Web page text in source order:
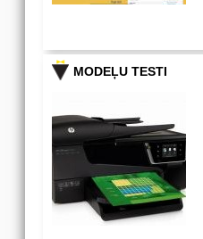
MODEĻU TESTI